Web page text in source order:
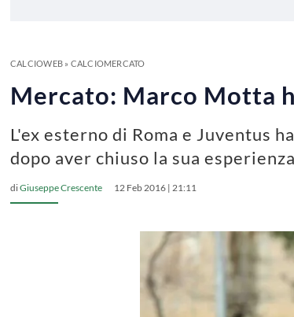
CALCIOWEB» CALCIOMERCATO
Mercato: Marco Motta
L'ex esterno di Roma e Juventus
dopo aver chiuso la sua
diGiuseppe Crescente 12 Feb 2016 | 21:11